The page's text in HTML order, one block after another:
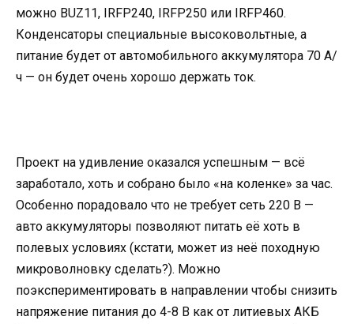
можно BUZ11, IRFP240, IRFP250 или IRFP460.
Конденсаторы специальные высоковольтные, а
питание будет от автомобильного аккумулятора 70 А/
ч — он будет очень хорошо держать ток.
Проект на удивление оказался успешным — всё
заработало, хоть и собрано было «на коленке» за час.
Особенно порадовало что не требует сеть 220 В —
авто аккумуляторы позволяют питать её хоть в
полевых условиях (кстати, может из неё походную
микроволновку сделать?). Можно
поэкспериментировать в направлении чтобы снизить
напряжение питания до 4-8 В как от литиевых АКБ